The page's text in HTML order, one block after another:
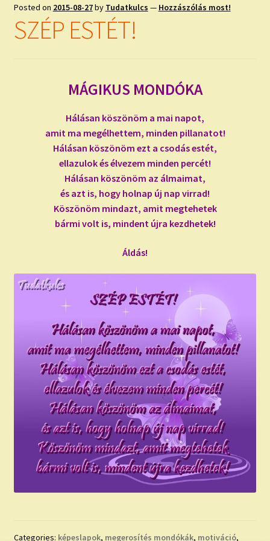
ISMERJ MEG!
IRATKOZZ FEL A VIDEÓ CSATORNÁNKRA!
TAROT ELEMZÉS MEGRENDELÉSE LIMITÁLT!
AJÁNDÉKOKKAL!
Posted on 2015-08-27by Tudatkulcs — Hozzászólás most!
SZÉP ESTÉT!
MÁGIKUS MONDÓKA
Hálásan köszönöm a mai napot,
amit ma megélhettem, minden pillanatot!
Hálásan köszönöm ezt a csodás estét,
ellazulok és élvezem minden percét!
Hálásan köszönöm az álmaimat,
és azt is, hogy holnap új nap virrad!
Köszönöm mindazt, amit megtehetek
bármi volt is, mindent újra kezdhetek!
Áldás!
Categories: képeslapok, megerosítés mondókák, motiváció,